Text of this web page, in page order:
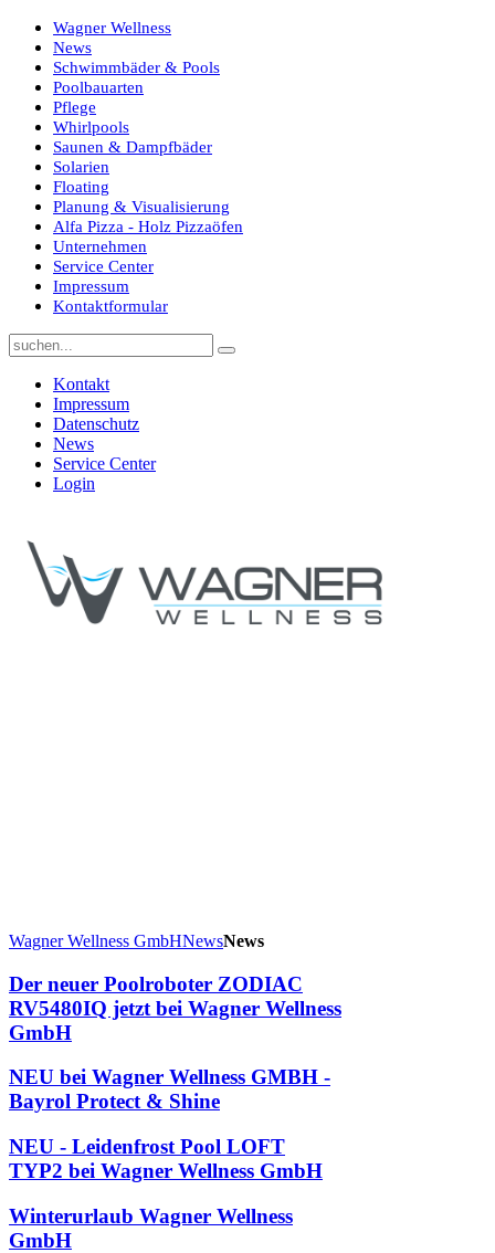
Wagner Wellness
News
Schwimmbäder & Pools
Poolbauarten
Pflege
Whirlpools
Saunen & Dampfbäder
Solarien
Floating
Planung & Visualisierung
Alfa Pizza - Holz Pizzaöfen
Unternehmen
Service Center
Impressum
Kontaktformular
Kontakt
Impressum
Datenschutz
News
Service Center
Login
Wagner Wellness GmbHNewsNews
Der neuer Poolroboter ZODIAC
RV5480IQ jetzt bei Wagner Wellness
GmbH
NEU bei Wagner Wellness GMBH -
Bayrol Protect & Shine
NEU - Leidenfrost Pool LOFT
TYP2 bei Wagner Wellness GmbH
Winterurlaub Wagner Wellness
GmbH